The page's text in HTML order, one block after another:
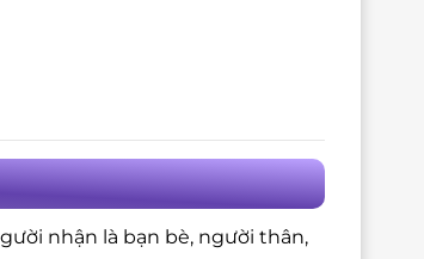
nhận là bạn bè, người thân,